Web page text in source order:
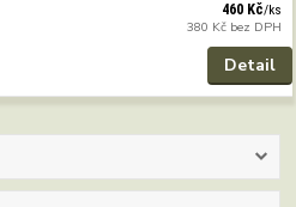
460 Kč/ks
380 Kč bez DPH
Detail